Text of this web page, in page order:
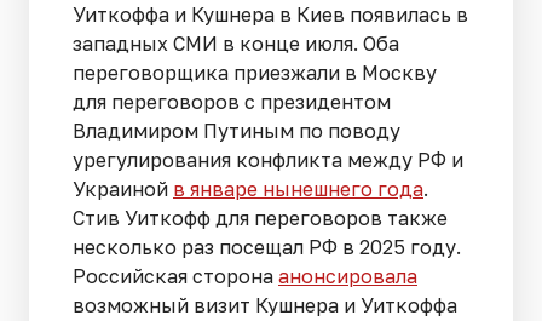
Уиткоффа и Кушнера в Киев появилась в
западных СМИ в конце июля. Оба
переговорщика приезжали в Москву
для переговоров с президентом
Владимиром Путиным по поводу
урегулирования конфликта между РФ и
Украиной в январе нынешнего года.
Стив Уиткофф для переговоров также
несколько раз посещал РФ в 2025 году.
Российская сторона анонсировала
возможный визит Кушнера и Уиткоффа